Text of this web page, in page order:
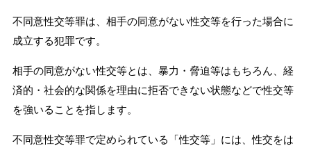
不同意性交等罪は、相手の同意がない性交等を行った場合に
成立する犯罪です。
相手の同意がない性交等とは、暴力・脅迫等はもちろん、経
済的・社会的な関係を理由に拒否できない状態などで性交等
を強いることを指します。
不同意性交等罪で定められている「性交等」には、性交をは